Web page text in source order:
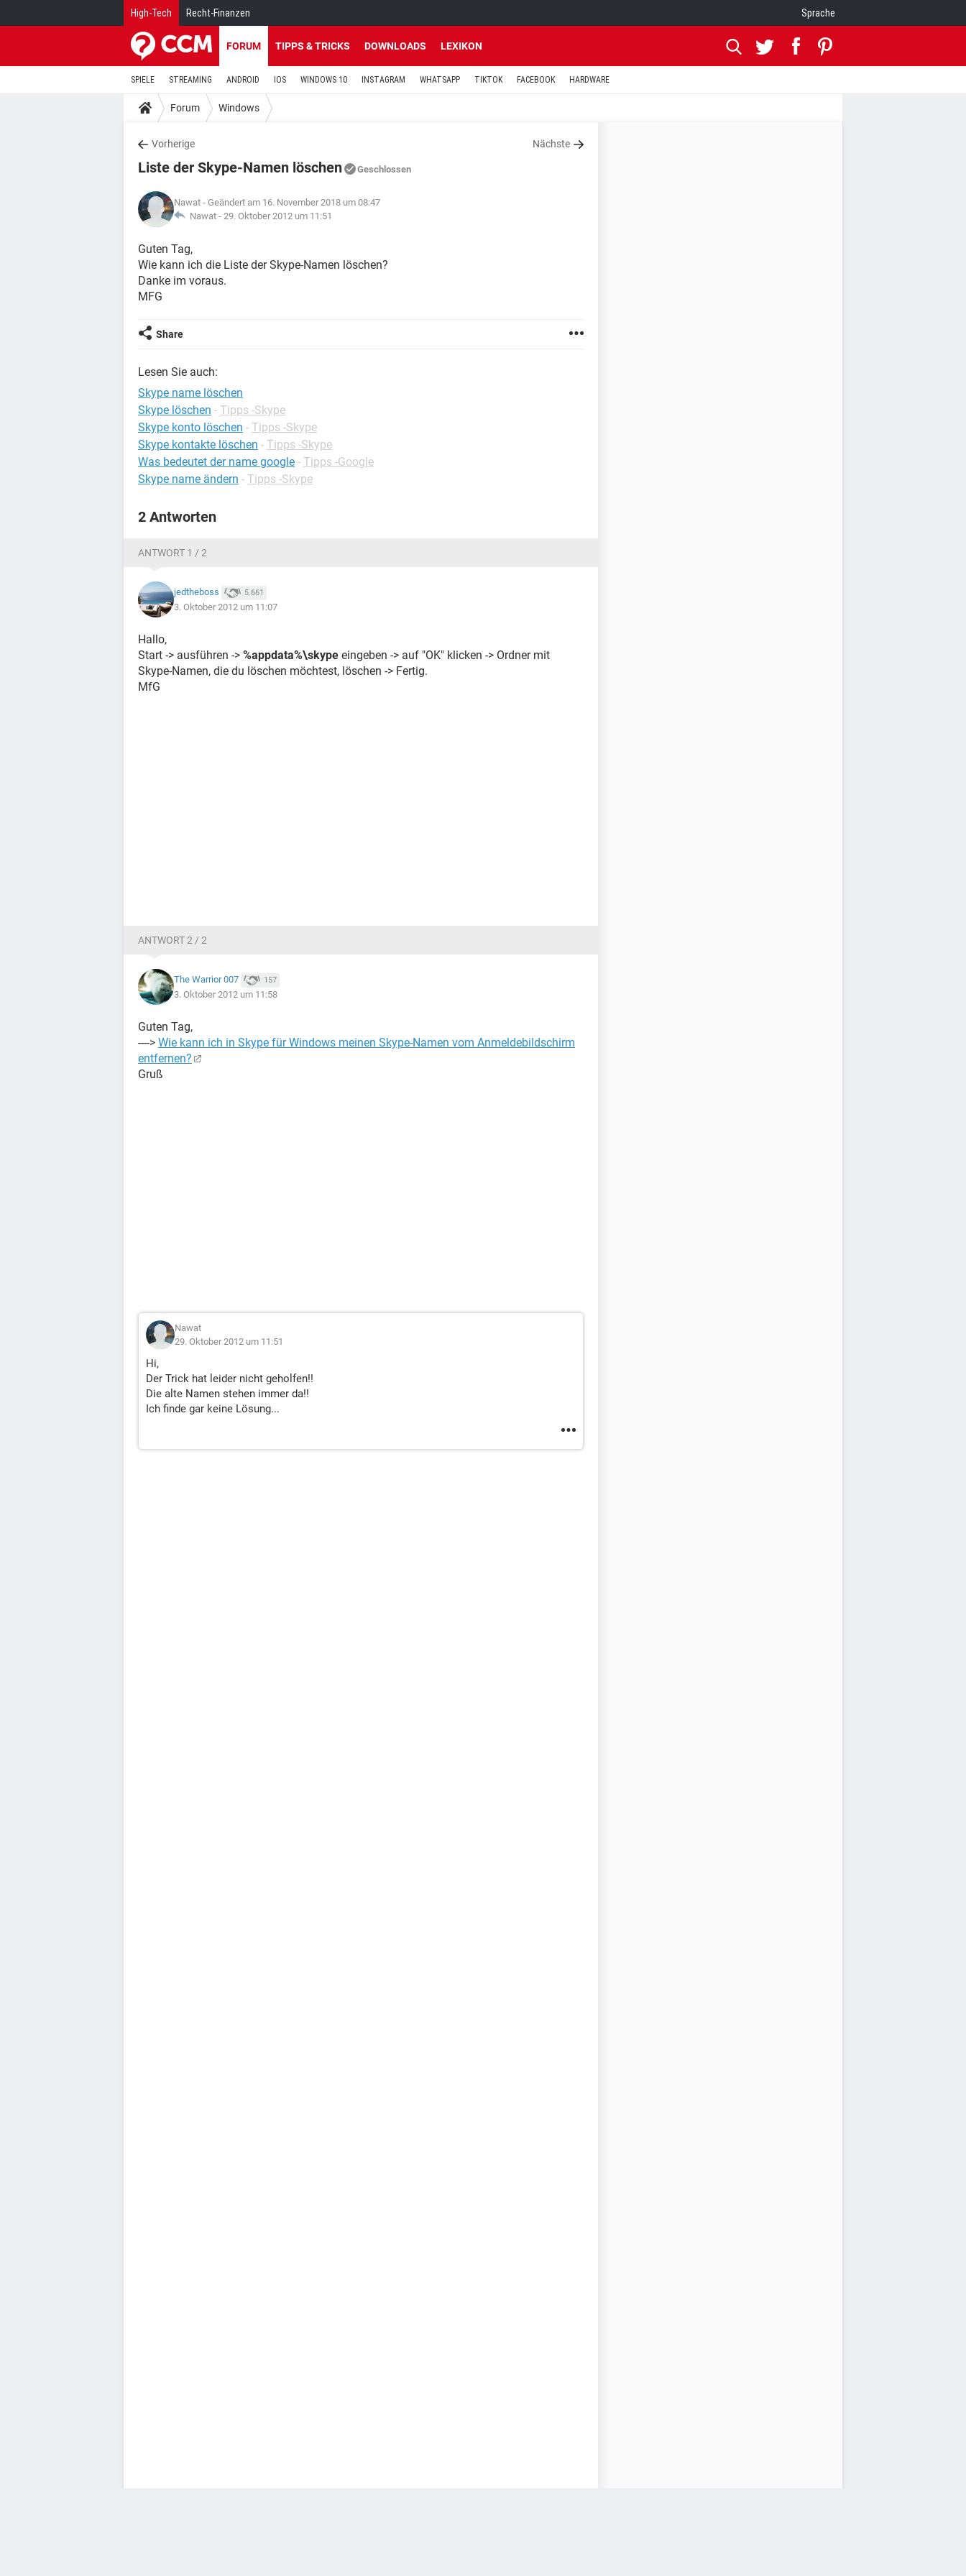
High-Tech Recht-Finanzen Sprache
FORUM TIPPS & TRICKS DOWNLOADS LEXIKON
SPIELE STREAMING ANDROID IOS WINDOWS 10 INSTAGRAM WHATSAPP TIKTOK FACEBOOK HARDWARE
Forum Windows
Vorherige Nächste
Liste der Skype-Namen löschen Geschlossen
Nawat - Geändert am 16. November 2018 um 08:47
Nawat - 29. Oktober 2012 um 11:51
Guten Tag,
Wie kann ich die Liste der Skype-Namen löschen?
Danke im voraus.
MFG
Share
Lesen Sie auch:
Skype name löschen
Skype löschen - Tipps -Skype
Skype konto löschen - Tipps -Skype
Skype kontakte löschen - Tipps -Skype
Was bedeutet der name google - Tipps -Google
Skype name ändern - Tipps -Skype
2 Antworten
ANTWORT 1 / 2
jedtheboss 5.661
3. Oktober 2012 um 11:07
Hallo,
Start -> ausführen -> %appdata%\skype eingeben -> auf "OK" klicken -> Ordner mit
Skype-Namen, die du löschen möchtest, löschen -> Fertig.
MfG
ANTWORT 2 / 2
The Warrior 007 157
3. Oktober 2012 um 11:58
Guten Tag,
----> Wie kann ich in Skype für Windows meinen Skype-Namen vom Anmeldebildschirm
entfernen?
Gruß
Nawat
29. Oktober 2012 um 11:51
Hi,
Der Trick hat leider nicht geholfen!!
Die alte Namen stehen immer da!!
Ich finde gar keine Lösung...